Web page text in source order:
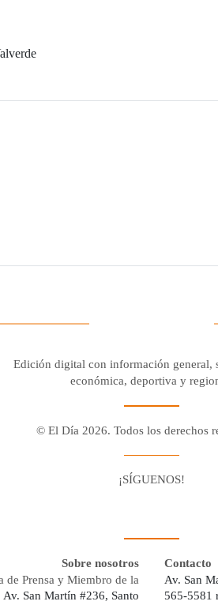
Edición digital con información general,
económica, deportiva y
© El Día 2026. Todos los derechos
¡SÍGUENOS!
Sobre nosotros
de Prensa y Miembro de la
Av. San Martín #236, Santo
Contacto
Av. San
565-5581